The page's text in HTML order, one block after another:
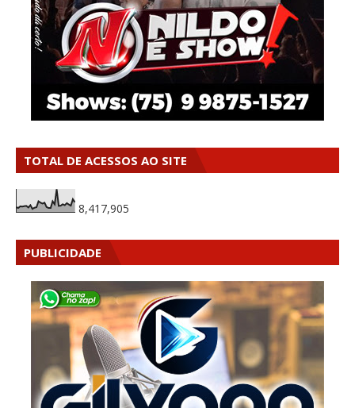
TOTAL DE ACESSOS AO SITE
8,417,905
PUBLICIDADE